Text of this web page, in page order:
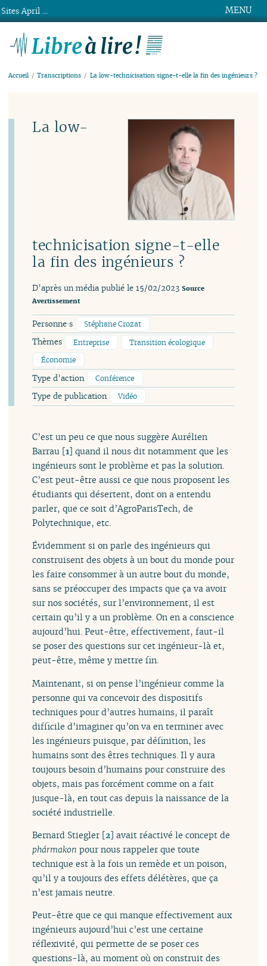
MENU
Accueil Transcriptions La low-technicisation signe-t-elle la fin des ingénieurs ?
La low-
technicisation signe-t-elle
la fin des ingénieurs ?
D’après un média publié le 15/02/2023 Source
Avertissement
Personne·s Stéphane Crozat
Thèmes Entreprise
Transition écologique
Économie
Type d’action Conférence
Type de publication Vidéo
C’est un peu ce que nous suggère Aurélien
Barrau [1] quand il nous dit notamment que les
ingénieurs sont le problème et pas la solution.
C’est peut-être aussi ce que nous proposent les
étudiants qui désertent, dont on a entendu
parler, que ce soit d’AgroParisTech, de
Polytechnique, etc.
Évidemment si on parle des ingénieurs qui
construisent des objets à un bout du monde pour
les faire consommer à un autre bout du monde,
sans se préoccuper des impacts que ça va avoir
sur nos sociétés, sur l’environnement, il est
certain qu’il y a un problème. On en a conscience
aujourd’hui. Peut-être, effectivement, faut-il
se poser des questions sur cet ingénieur-là et,
peut-être, même y mettre fin.
Maintenant, si on pense l’ingénieur comme la
personne qui va concevoir des dispositifs
techniques pour d’autres humains, il paraît
difficile d’imaginer qu’on va en terminer avec
les ingénieurs puisque, par définition, les
humains sont des êtres techniques. Il y aura
toujours besoin d’humains pour construire des
objets, mais pas forcément comme on a fait
jusque-là, en tout cas depuis la naissance de la
société industrielle.
Bernard Stiegler [2] avait réactivé le concept de
phármakon pour nous rappeler que toute
technique est à la fois un remède et un poison,
qu’il y a toujours des effets délétères, que ça
n’est jamais neutre.
Peut-être que ce qui manque effectivement aux
ingénieurs aujourd’hui c’est une certaine
réflexivité, qui permette de se poser ces
questions-là, au moment où on construit des
Sites April ...